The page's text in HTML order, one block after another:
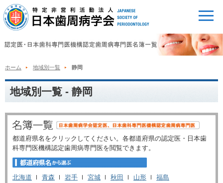
ホーム 地域別一覧 静岡
地域別一覧 - 静岡
都道府県名をクリックしてください。各都道府県の認定医・日本歯
科専門医機構認定歯周病専門医を閲覧できます。
北海道 青森 岩手 宮城 秋田 山形 福島